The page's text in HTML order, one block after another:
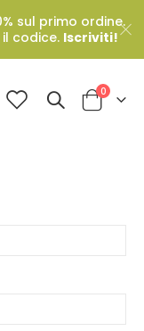
sul primo ordine.
codice. Iscriviti!
Cart
0Prodotti